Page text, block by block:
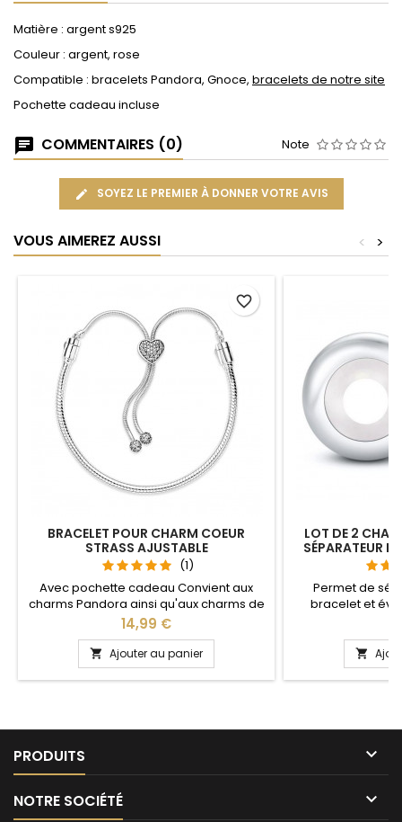
Matière : argent s925
Couleur : argent, rose
Compatible : bracelets Pandora, Gnoce, bracelets de notre site
Pochette cadeau incluse
COMMENTAIRES (0) Note
SOYEZ LE PREMIER À DONNER VOTRE AVIS
VOUS AIMEREZ AUSSI >
<
BRACELET POUR CHARM COEUR
STRASS AJUSTABLE
(1)
Avec pochette cadeau Convient aux
charms Pandora ainsi qu'aux charms de
notre site idéal pour : Noël, Saint Valentin,
anniversaire, anniversaire de mariage La
partie ajustable se détache d'un coté
pour passer les charms par simple
pression sur le bouton Ajustable pour
Prix
14,99 €
 Ajouter au panier
favorite_border
LOT DE 2
SÉPARATEUR
Permet de
bracelet et
Gnoce et les
site idéal pour
anniversaire,

PRODUITS 
NOTRE SOCIÉTÉ 